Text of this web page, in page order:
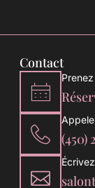
Contact
(450)